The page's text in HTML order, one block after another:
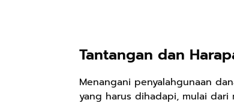
Tantangan dan
Menangani penyalahgunaan
yang harus dihadapi, mulai
Lukisan Sri
Hamengkubowono
I dari Kopi Karya
Anyarmart
Lukisan Sri
X dari Kopi
Anyarmart